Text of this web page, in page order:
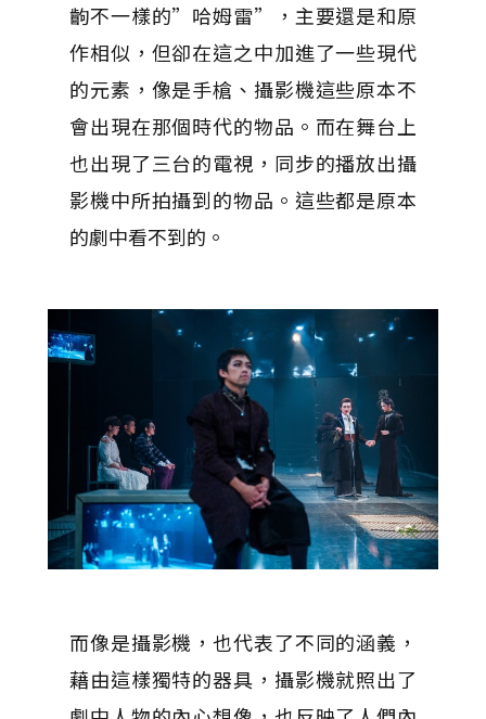
齣不一樣的”哈姆雷”，主要還是和原
作相似，但卻在這之中加進了一些現代
的元素，像是手槍、攝影機這些原本不
會出現在那個時代的物品。而在舞台上
也出現了三台的電視，同步的播放出攝
影機中所拍攝到的物品。這些都是原本
的劇中看不到的。
而像是攝影機，也代表了不同的涵義，
藉由這樣獨特的器具，攝影機就照出了